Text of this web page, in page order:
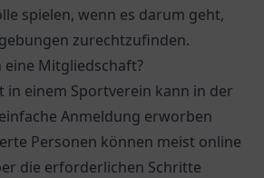
spielen, wenn es darum geht,
zurechtzufinden.
eine Mitgliedschaft?
in einem Sportverein kann in der
Anmeldung erworben
Personen können meist online
die erforderlichen Schritte